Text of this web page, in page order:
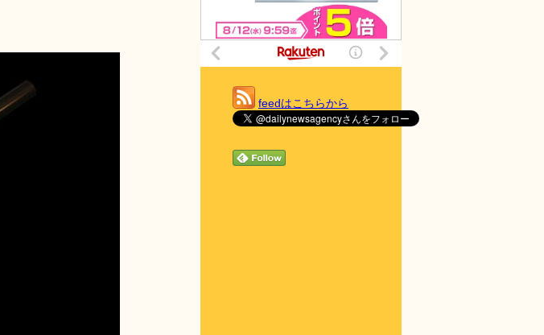
feedはこちらから